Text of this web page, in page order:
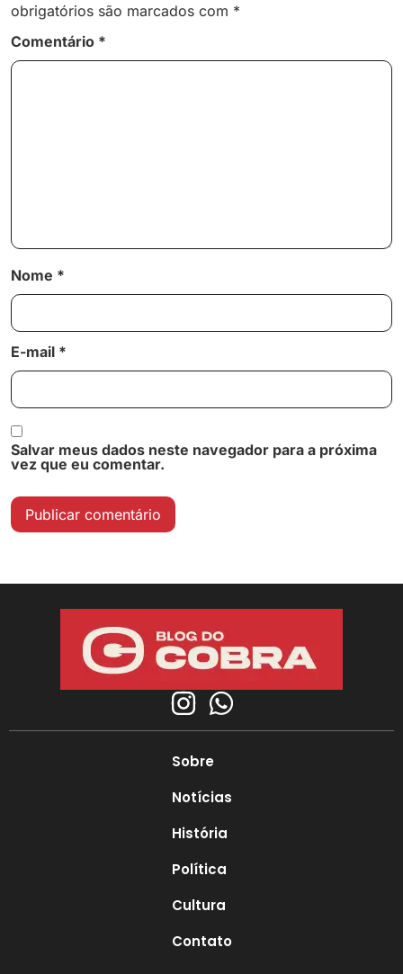
obrigatórios são marcados com *
Comentário *
Nome *
E-mail *
Salvar meus dados neste navegador para a próxima
vez que eu comentar.
Sobre
Notícias
História
Política
Cultura
Contato